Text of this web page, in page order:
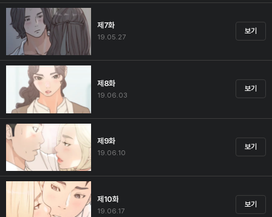
제7화
19.05.27
보기
제8화
19.06.03
보기
제9화
19.06.10
보기
제10화
19.06.17
보기